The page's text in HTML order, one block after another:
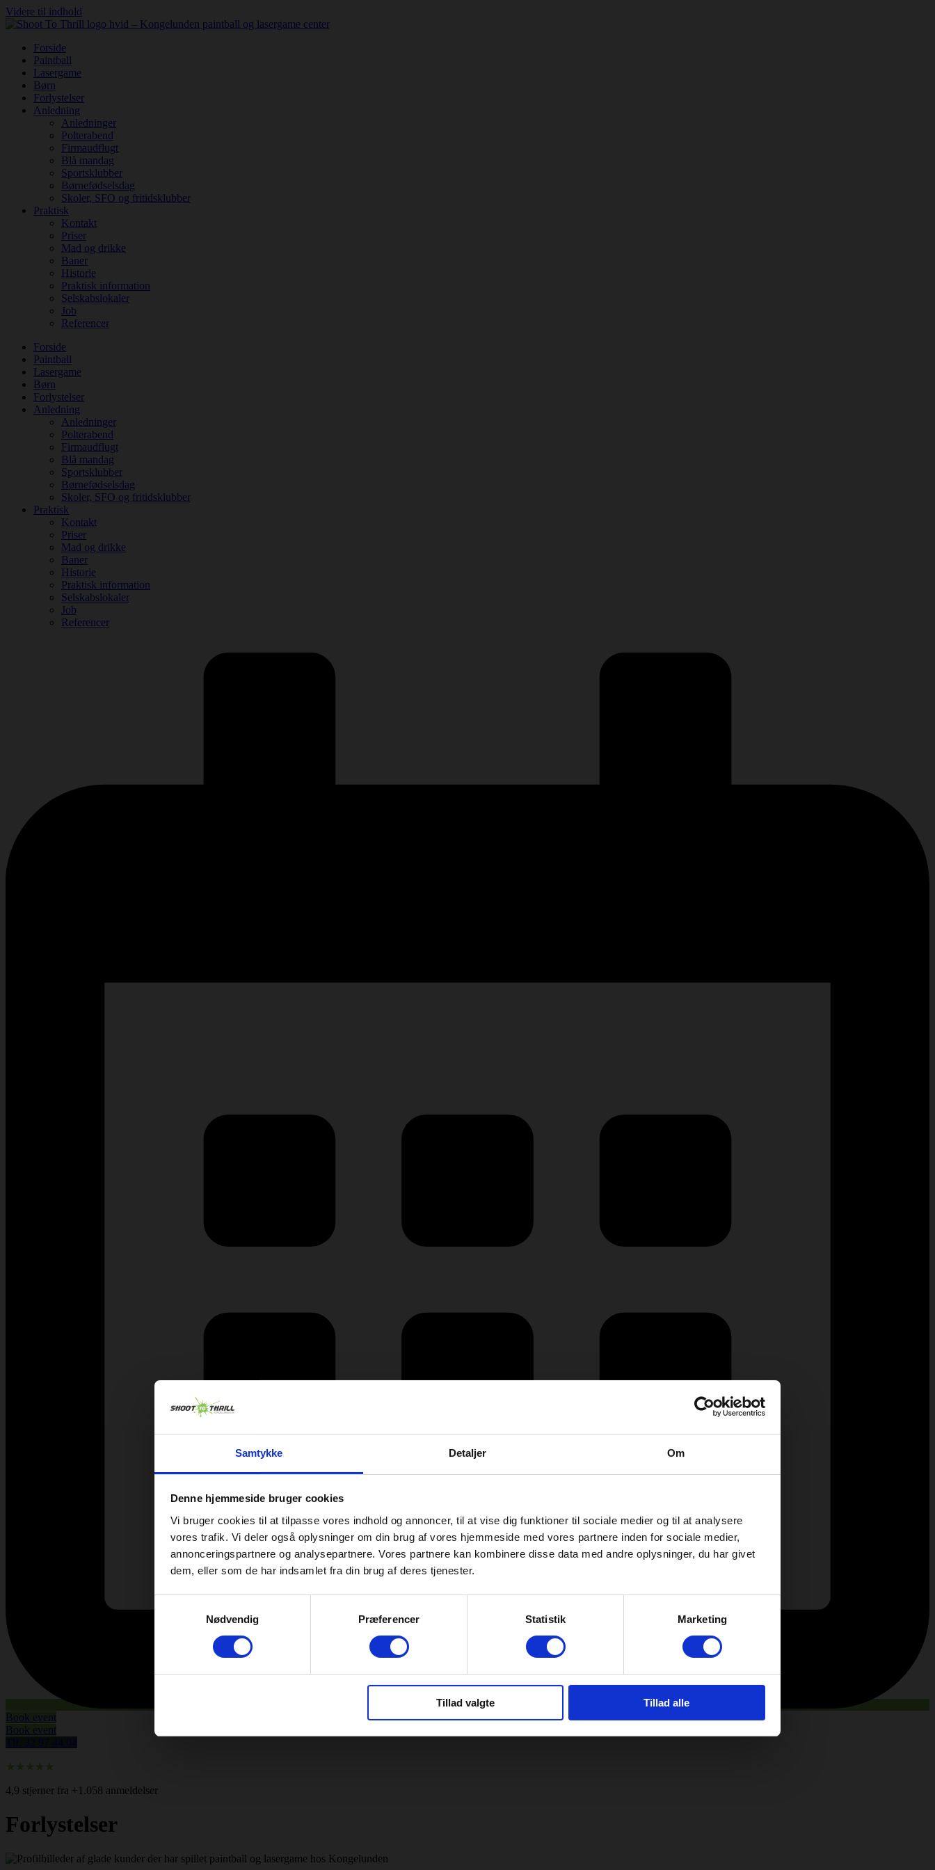
Samtykke Detaljer Om
Denne hjemmeside bruger cookies
Vi bruger cookies til at tilpasse vores indhold og annoncer, til at vise dig funktioner til sociale medier og til at analysere
vores trafik. Vi deler også oplysninger om din brug af vores hjemmeside med vores partnere inden for sociale medier,
annonceringspartnere og analysepartnere. Vores partnere kan kombinere disse data med andre oplysninger, du har givet
dem, eller som de har indsamlet fra din brug af deres tjenester.
Nødvendig
Præferencer Statistik Marketing
Tillad valgte Tillad alle
Videre til indhold
Forside
Paintball
Lasergame
Børn
Forlystelser
Anledning
Anledninger
Polterabend
Firmaudflugt
Blå mandag
Sportsklubber
Børnefødselsdag
Skoler, SFO og fritidsklubber
Praktisk
Kontakt
Priser
Mad og drikke
Baner
Historie
Praktisk information
Selskabslokaler
Job
Referencer
Forside
Paintball
Lasergame
Børn
Forlystelser
Anledning
Anledninger
Polterabend
Firmaudflugt
Blå mandag
Sportsklubber
Børnefødselsdag
Skoler, SFO og fritidsklubber
Praktisk
Kontakt
Priser
Mad og drikke
Baner
Historie
Praktisk information
Selskabslokaler
Job
Referencer
Book event
Book event
Tlf. 32 97 44 04
★★★★★
4,9 stjerner fra +1.058 anmeldelser
Forlystelser